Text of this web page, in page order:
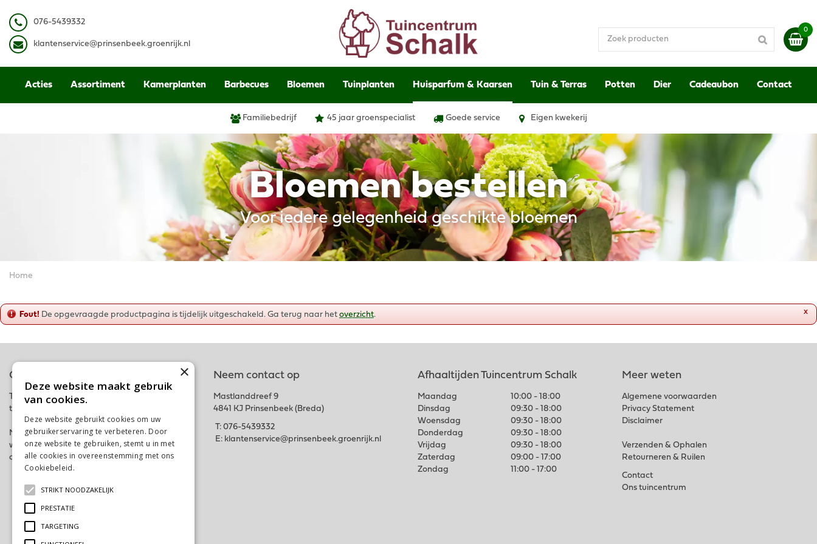
naar
content
Bloemen bestellen
Voor iedere gelegenheid geschikte bloemen
Home
076-5439332
k lantenservice@prinsenbeek.groenrijk.nl
Acties Assortiment Kamerplanten Barbecues Bloemen Tuinplanten Huisparfum & Kaarsen Tuin & Terras Potten Dier Cadeaubon Contact
Familiebedrijf 45 jaar groenspecialist Goede service Eigen kwekerij
x
Fout! De opgevraagde productpagina is tijdelijk uitgeschakeld. Ga terug naar het overzicht.
Online tuincentrum
Tuincentrum Schalk is onderdeel van het fysieke
tuincentrum GroenRijk Schalk nabij Breda.
Met deze webshop hopen wij iedereen in zijn
wensen te kunnen voorzien. Bestel gemakkelijk
online of kom langs in ons tuincentrum. Tot snel!
Neem contact op
Mastlanddreef 9
4841 KJ Prinsenbeek (Breda)
T: 076-5439332
E: klantenservice@prinsenbeek.groenrijk.nl
Afhaaltijden Tuincentrum Schalk
Maandag
10:00 - 18:00
Dinsdag
09:30 - 18:00
Woensdag
09:30 - 18:00
Donderdag
09:30 - 18:00
Vrijdag
09:30 - 18:00
Zaterdag
09:00 - 17:00
Zondag
11:00 - 17:00
Meer weten
Algemene voorwaarden
Privacy Statement
Disclaimer
Verzenden & Ophalen
Retourneren & Ruilen
Contact
Ons tuincentrum
×
Deze website maakt gebruik
van cookies.
Deze website gebruikt cookies om uw
gebruikerservaring te verbeteren. Door
onze website te gebruiken, stemt u in met
alle cookies in overeenstemming met ons
Cookiebeleid.
STRIKT NOODZAKELIJK
PRESTATIE
TARGETING